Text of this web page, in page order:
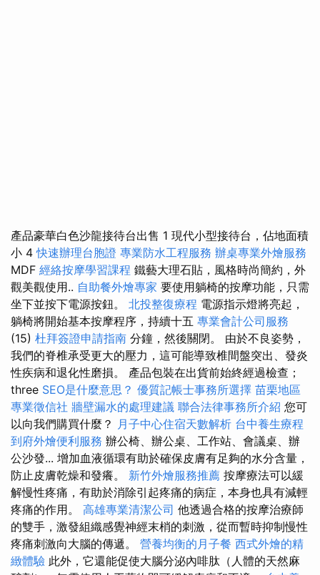
產品豪華白色沙龍接待台出售 1 現代小型接待台，佔地面積
小 4快速辦理台胞證 專業防水工程服務 辦桌專業外燴服務
MDF 經絡按摩學習課程 鐵藝大理石貼，風格時尚簡約，外
觀美觀使用.. 自助餐外燴專家 要使用躺椅的按摩功能，只需
坐下並按下電源按鈕。 北投整復療程 電源指示燈將亮起，
躺椅將開始基本按摩程序，持續十五 專業會計公司服務
(15) 杜拜簽證申請指南 分鐘，然後關閉。 由於不良姿勢，
我們的脊椎承受更大的壓力，這可能導致椎間盤突出、發炎
性疾病和退化性磨損。 產品包裝​​在出貨前始終經過檢查；
three SEO是什麼意思？ 優質記帳士事務所選擇 苗栗地區
專業徵信社 牆壁漏水的處理建議 聯合法律事務所介紹 您可
以向我們購買什麼？ 月子中心住宿天數解析 台中養生療程
到府外燴便利服務 辦公椅、辦公桌、工作站、會議桌、辦
公沙發... 增加血液循環有助於確保皮膚有足夠的水分含量，
防止皮膚乾燥和發癢。 新竹外燴服務推薦 按摩療法可以緩
解慢性疼痛，有助於消除引起疼痛的病症，本身也具有減輕
疼痛的作用。 高雄專業清潔公司 他透過合格的按摩治療師
的雙手，激發組織感覺神經末梢的刺激，從而暫時抑制慢性
疼痛刺激向大腦的傳遞。 營養均衡的月子餐 西式外燴的精
緻體驗 此外，它還能促使大腦分泌內啡肽（人體的天然麻